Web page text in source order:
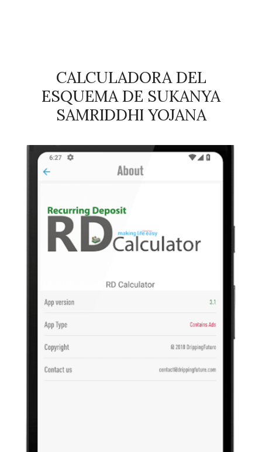
CALCULADORA DEL
ESQUEMA DE SUKANYA
SAMRIDDHI YOJANA